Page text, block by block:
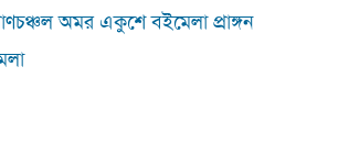
অমর একুশে বইমেলা প্রাঙ্গন